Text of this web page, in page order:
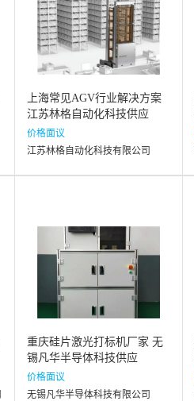
上海常见AGV行业解决方案
江苏林格自动化科技供应
价格面议
江苏林格自动化科技有限公司
重庆硅片激光打标机厂家 无
锡凡华半导体科技供应
价格面议
无锡凡华半导体科技有限公司